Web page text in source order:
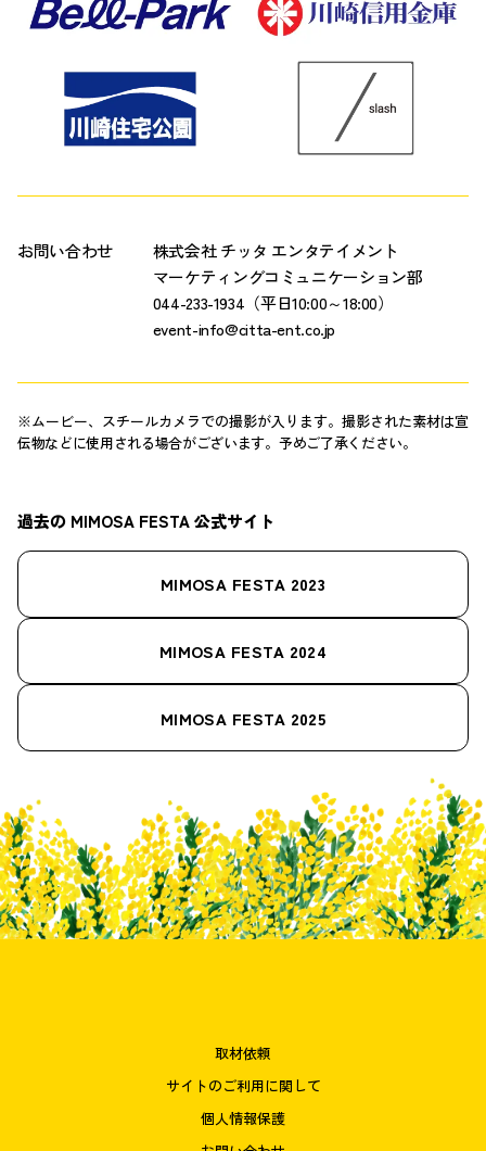
お問い合わせ
株式会社 チッタ エンタテイメント
マーケティングコミュニケーション部
044-233-1934（平日10:00～18:00）
event-info@citta-ent.co.jp
※ムービー、スチールカメラでの撮影が入ります。撮影された素材は宣
伝物などに使用される場合がございます。予めご了承ください。
過去の MIMOSA FESTA 公式サイト
MIMOSA FESTA 2023
MIMOSA FESTA 2024
MIMOSA FESTA 2025
取材依頼
サイトのご利用に関して
個人情報保護